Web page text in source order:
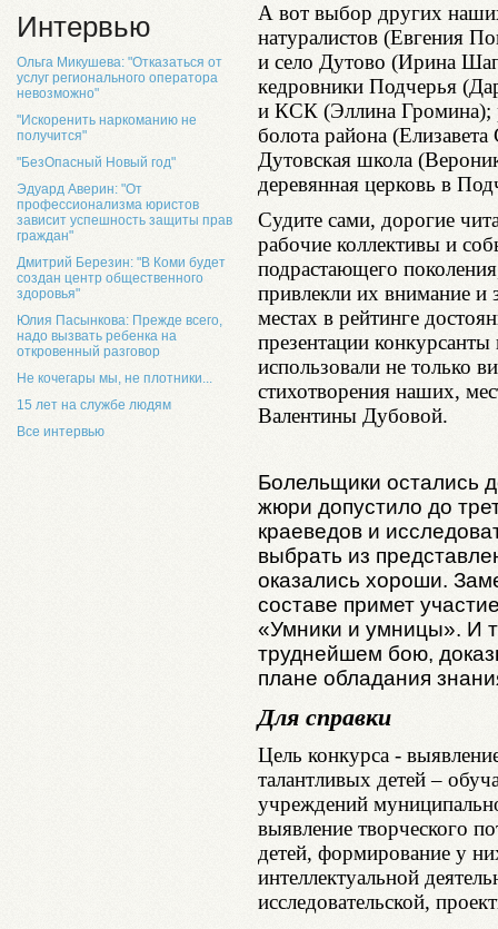
Интервью
Ольга Микушева: "Отказаться от
услуг регионального оператора
невозможно"
"Искоренить наркоманию не
получится"
"БезОпасный Новый год"
Эдуард Аверин: "От
профессионализма юристов
зависит успешность защиты прав
граждан"
Дмитрий Березин: "В Коми будет
создан центр общественного
здоровья"
Юлия Пасынкова: Прежде всего,
надо вызвать ребенка на
откровенный разговор
Не кочегары мы, не плотники...
15 лет на службе людям
Все интервью
А вот выбор других
натуралистов (Евгения
и село Дутово (Ирина
кедровники Подчерья
и КСК (Эллина Громина);
болота района
Дутовская школа
деревянная церковь в
Судите сами, дорогие
рабочие коллективы и
подрастающего
привлекли их внимание и
местах в рейтинге
презентации конкурсанты
использовали не только
стихотворения наших,
Валентины Дубовой.
Болельщики остались
жюри допустило до
краеведов и
выбрать из
оказались хороши.
составе примет
«Умники и умницы». И
труднейшем бою,
плане обладания
Для справки
Цель конкурса -
талантливых детей –
учреждений
выявление творческого
детей, формирование у
интеллектуальной
исследовательской,